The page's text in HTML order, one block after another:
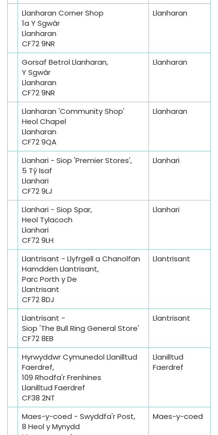
Llanharan Corner Shop
1a Y Sgwâr
Llanharan
CF72 9NR
Llanharan
Gorsaf Betrol Llanharan,
Y Sgwâr
Llanharan
CF72 9NR
Llanharan
Llanharan 'Community Shop'
Heol Chapel
Llanharan
CF72 9QA
Llanharan
Llanhari - Siop 'Premier Stores',
5 Tŷ Isaf
Llanhari
CF72 9LJ
Llanhari
Llanhari - Siop Spar,
Heol Tylacoch
Llanhari
CF72 9LH
Llanhari
Llantrisant - Llyfrgell a Chanolfan
Hamdden Llantrisant,
Parc Porth y De
Llantrisant
CF72 8DJ
Llantrisant
Llantrisant -
Siop 'The Bull Ring General Store'
CF72 8EB
Llantrisant
Hyrwyddwr Cymunedol Llanilltud
Faerdref,
109 Rhodfa'r Frenhines
Llanilltud Faerdref
CF38 2NT
Llanilltud
Faerdref
Maes-y-coed - Swyddfa'r Post,
8 Heol y Mynydd
Maes-y-coed